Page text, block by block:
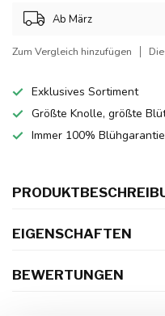
Ab März
Zum Vergleich hinzufügen
Exklusives Sortiment
Größte Knolle, größte
Immer 100% Blühgarantie
EIGENSCHAFTEN
BEWERTUNGEN